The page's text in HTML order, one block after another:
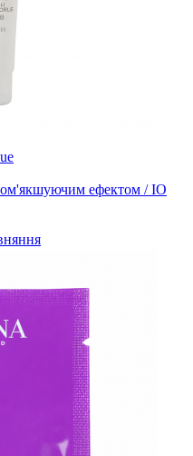
ефектом / IO